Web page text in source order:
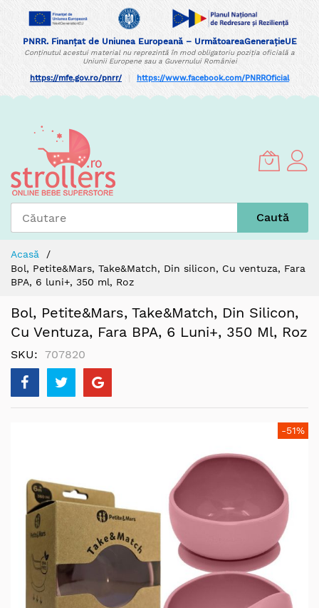
PNRR. Finanțat de Uniunea Europeană – UrmătoareaGenerațieUE
Conținutul acestui material nu reprezintă în mod obligatoriu poziția oficială a
Uniunii Europene sau a Guvernului României
https://mfe.gov.ro/pnrr/ https://www.facebook.com/PNRROficial
Content
Caută
Acasă
Bol, Petite&Mars, Take&Match, Din silicon, Cu ventuza, Fara
BPA, 6 luni+, 350 ml, Roz
Bol, Petite&Mars, Take&Match, Din Silicon,
Cu Ventuza, Fara BPA, 6 Luni+, 350 Ml, Roz
SKU 707820
end
the
images
gallery
-51%